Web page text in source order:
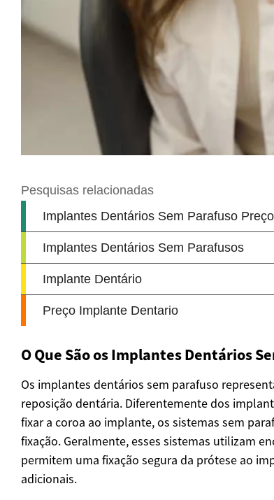
O Que São os Implantes Dentários
Os implantes dentários sem parafuso
reposição dentária. Diferentemente dos
fixar a coroa ao implante, os sistemas sem
fixação. Geralmente, esses sistemas utilizam
permitem uma fixação segura da prótese ao
adicionais.